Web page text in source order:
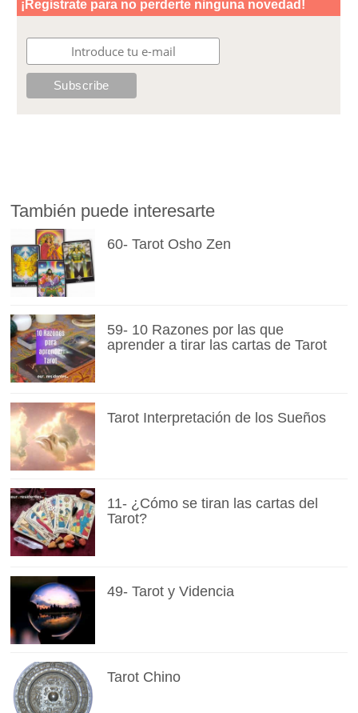
También puede interesarte
60- Tarot Osho Zen
59- 10 Razones por las que
aprender a tirar las cartas de Tarot
Tarot Interpretación de los Sueños
11- ¿Cómo se tiran las cartas del
Tarot?
49- Tarot y Videncia
Tarot Chino